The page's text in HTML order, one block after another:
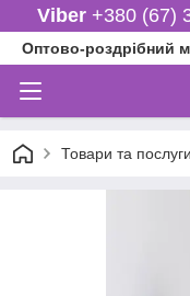
Viber+380 (67)
Оптово-роздрібний
Товари та послуги